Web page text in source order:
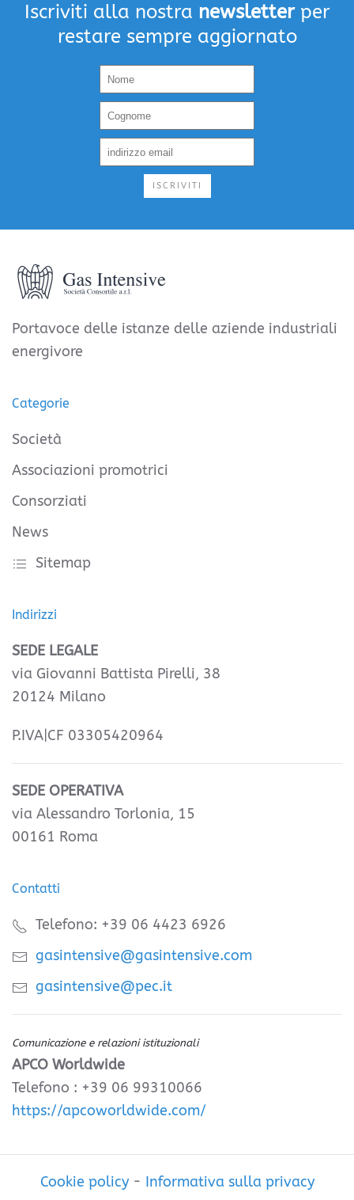
Iscriviti alla nostra newsletterper
restare sempre aggiornato
ISCRIVITI
Portavoce delle istanze delle aziende industriali
energivore
Categorie
Società
Associazioni promotrici
Consorziati
News
Sitemap
Indirizzi
SEDE LEGALE
via Giovanni Battista Pirelli, 38
20124 Milano
P.IVA|CF 03305420964
SEDE OPERATIVA
via Alessandro Torlonia, 15
00161 Roma
Contatti
Telefono: +39 06 4423 6926
gasintensive@gasintensive.com
gasintensive@pec.it
Comunicazione e relazioni istituzionali
APCO Worldwide
Telefono : +39 06 99310066
https://apcoworldwide.com/
Cookie policy- Informativa sulla privacy